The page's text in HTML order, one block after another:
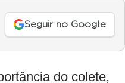
Seguir no Google
do colete,